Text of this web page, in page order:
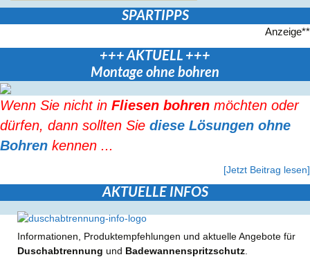
SPARTIPPS
Anzeige**
+++ AKTUELL +++
Montage ohne bohren
Wenn Sie nicht in Fliesen bohren möchten oder
dürfen, dann sollten Sie diese Lösungen ohne
Bohren kennen ...
[Jetzt Beitrag lesen]
AKTUELLE INFOS
Informationen, Produktempfehlungen und aktuelle Angebote für
Duschabtrennung und Badewannenspritzschutz